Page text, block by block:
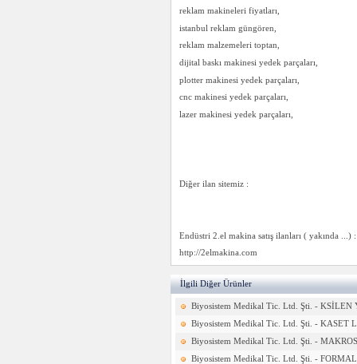
reklam makineleri fiyatları,
istanbul reklam güngören,
reklam malzemeleri toptan,
dijital baskı makinesi yedek parçaları,
plotter makinesi yedek parçaları,
cnc makinesi yedek parçaları,
lazer makinesi yedek parçaları,
Diğer ilan sitemiz :
Endüstri 2.el makina satış ilanları ( yakında ...) :
http://2elmakina.com
İlgili Diğer Ürünler
Biyosistem Medikal Tic. Ltd. Şti. - KSİLEN
Biyosistem Medikal Tic. Ltd. Şti. - KASET
Biyosistem Medikal Tic. Ltd. Şti. -
Biyosistem Medikal Tic. Ltd. Şti. -